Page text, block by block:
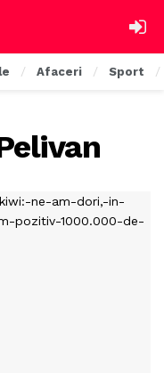
Afaceri Sport